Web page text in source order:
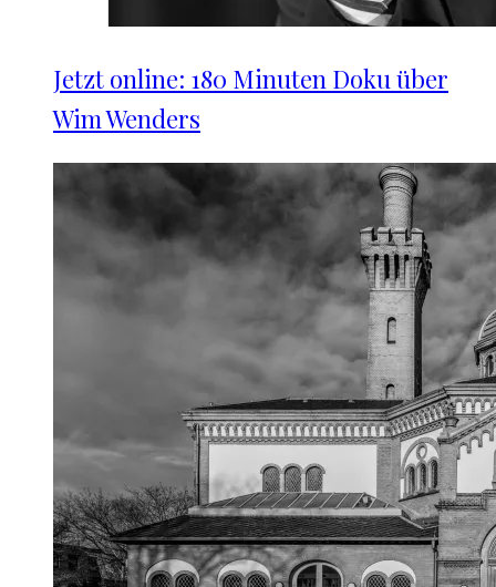
Jetzt online: 180 Minuten Doku über
Wim Wenders